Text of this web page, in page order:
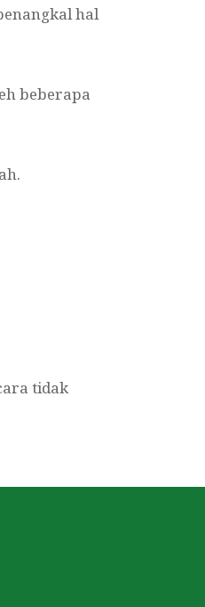
hal
beberapa
tidak